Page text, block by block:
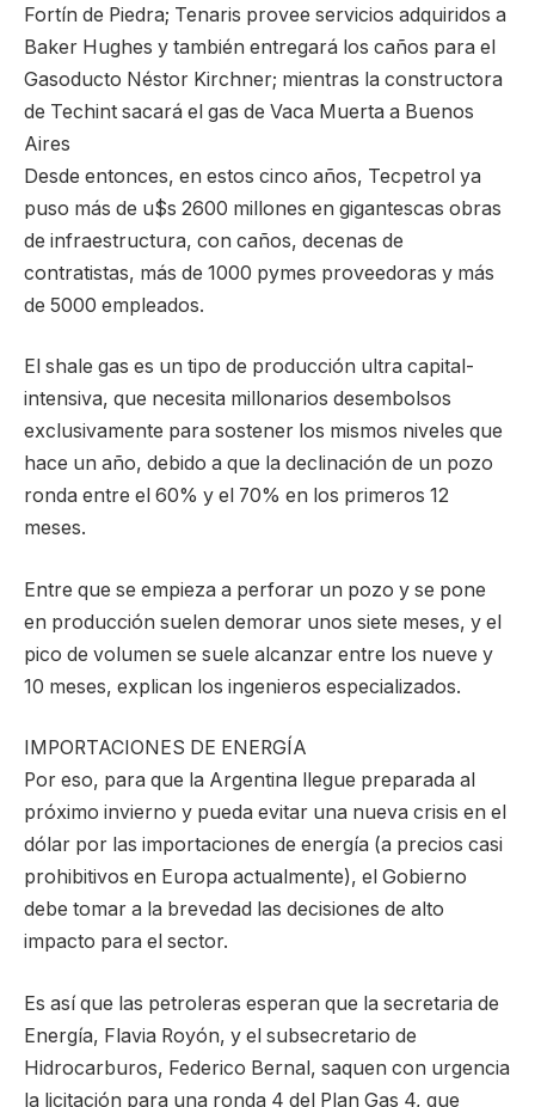
Fortín de Piedra; Tenaris provee servicios adquiridos a
Baker Hughes y también entregará los caños para el
Gasoducto Néstor Kirchner; mientras la constructora
de Techint sacará el gas de Vaca Muerta a Buenos
Aires
Desde entonces, en estos cinco años, Tecpetrol ya
puso más de u$s 2600 millones en gigantescas obras
de infraestructura, con caños, decenas de
contratistas, más de 1000 pymes proveedoras y más
de 5000 empleados.
El shale gas es un tipo de producción ultra capital-
intensiva, que necesita millonarios desembolsos
exclusivamente para sostener los mismos niveles que
hace un año, debido a que la declinación de un pozo
ronda entre el 60% y el 70% en los primeros 12
meses.
Entre que se empieza a perforar un pozo y se pone
en producción suelen demorar unos siete meses, y el
pico de volumen se suele alcanzar entre los nueve y
10 meses, explican los ingenieros especializados.
IMPORTACIONES DE ENERGÍA
Por eso, para que la Argentina llegue preparada al
próximo invierno y pueda evitar una nueva crisis en el
dólar por las importaciones de energía (a precios casi
prohibitivos en Europa actualmente), el Gobierno
debe tomar a la brevedad las decisiones de alto
impacto para el sector.
Es así que las petroleras esperan que la secretaria de
Energía, Flavia Royón, y el subsecretario de
Hidrocarburos, Federico Bernal, saquen con urgencia
la licitación para una ronda 4 del Plan Gas 4, que